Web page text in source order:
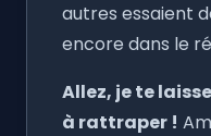
autres essaient
encore dans le
Allez, je te
à rattraper !